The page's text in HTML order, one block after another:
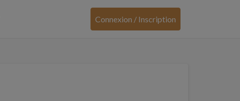
Connexion / Inscription